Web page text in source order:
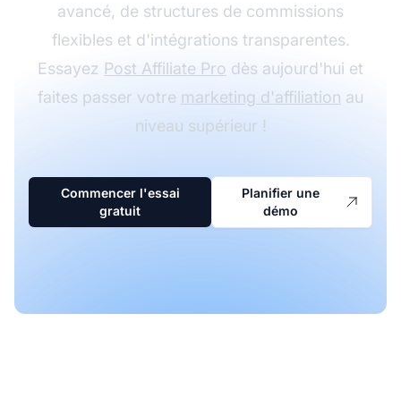
avancé, de structures de commissions
flexibles et d'intégrations transparentes.
Essayez Post Affiliate Pro dès aujourd'hui et
faites passer votre marketing d'affiliation au
niveau supérieur !
Commencer l'essai
gratuit
Planifier une
démo